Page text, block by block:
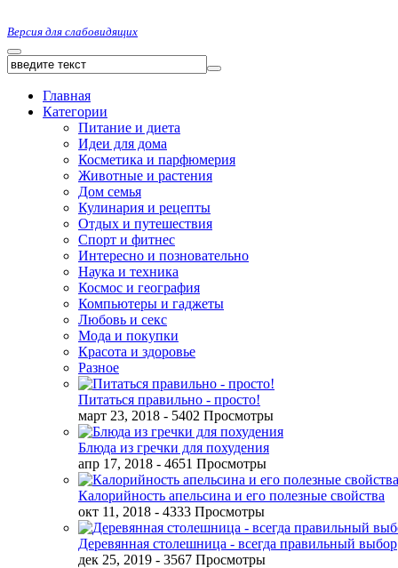
Версия для слабовидящих
Главная
Категории
Питание и диета
Идеи для дома
Косметика и парфюмерия
Животные и растения
Дом семья
Кулинария и рецепты
Отдых и путешествия
Спорт и фитнес
Интересно и позновательно
Наука и техника
Космос и география
Компьютеры и гаджеты
Любовь и секс
Мода и покупки
Красота и здоровье
Разное
Питаться правильно - просто!
март 23, 2018 - 5402 Просмотры
Блюда из гречки для похудения
апр 17, 2018 - 4651 Просмотры
Калорийность апельсина и его полезные свойства
окт 11, 2018 - 4333 Просмотры
Деревянная столешница - всегда правильный выбор
дек 25, 2019 - 3567 Просмотры